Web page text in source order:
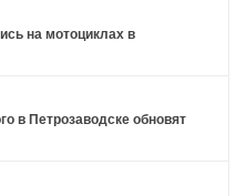
на мотоциклах в
в Петрозаводске обновят